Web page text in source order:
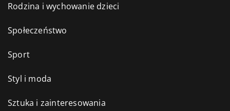
Rodzina i wychowanie dzieci
Społeczeństwo
Sport
Styl i moda
Sztuka i zainteresowania